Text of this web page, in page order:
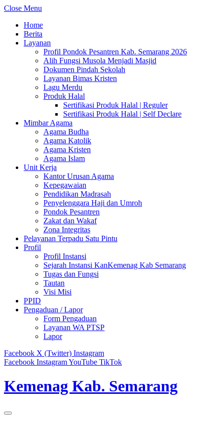
Close Menu
Home
Berita
Layanan
Profil Pondok Pesantren Kab. Semarang 2026
Alih Fungsi Musola Menjadi Masjid
Dokumen Pindah Sekolah
Layanan Bimas Kristen
Lagu Merdu
Produk Halal
Sertifikasi Produk Halal | Reguler
Sertifikasi Produk Halal | Self Declare
Mimbar Agama
Agama Budha
Agama Katolik
Agama Kristen
Agama Islam
Unit Kerja
Kantor Urusan Agama
Kepegawaian
Pendidikan Madrasah
Penyelenggara Haji dan Umroh
Pondok Pesantren
Zakat dan Wakaf
Zona Integritas
Pelayanan Terpadu Satu Pintu
Profil
Profil Instansi
Sejarah Instansi KanKemenag Kab Semarang
Tugas dan Fungsi
Tautan
Visi Misi
PPID
Pengaduan / Lapor
Form Pengaduan
Layanan WA PTSP
Lapor
Facebook X (Twitter) Instagram
Facebook InstagramYouTube TikTok
Kemenag Kab. Semarang